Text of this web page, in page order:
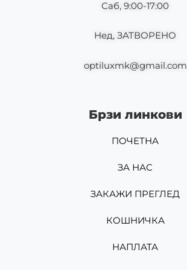
Саб, 9:00-17:00
Нед, ЗАТВОРЕНО
optiluxmk@gmail.com
Брзи линкови
ПОЧЕТНА
ЗА НАС
ЗАКАЖИ ПРЕГЛЕД
КОШНИЧКА
НАПЛАТА